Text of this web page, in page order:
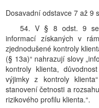
Dosavadní odstavce 7 až 9
54. V § 8 odst. 9 se
informací získaných v
zjednodušené kontroly
(§ 13a)“ nahrazují slovy
kontroly klienta,
výjimky z kontroly
stanovení četnosti a
rizikového profilu klienta.“.